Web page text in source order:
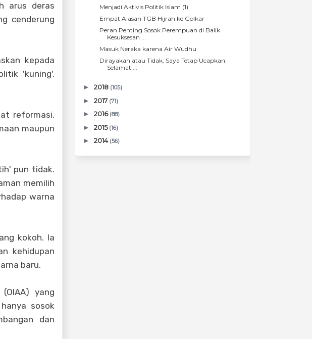
arus deras
cenderung
kepada
'kuning'.
reformasi,
maupun
pun tidak.
memilih
warna
kokoh. Ia
kehidupan
baru.
yang
sosok
dan
Menjadi Aktivis Politik Islam (1)
Empat Alasan TGB Hijrah ke Golkar
Peran Penting Sosok Perempuan di Balik
Kesuksesan ...
Masuk Neraka karena Air Wudhu
Dirayakan atau Tidak, Saya Tetap Ucapkan:
Selamat ...
►2018 (105)
►2017 (71)
►2016 (88)
►2015 (16)
►2014 (56)